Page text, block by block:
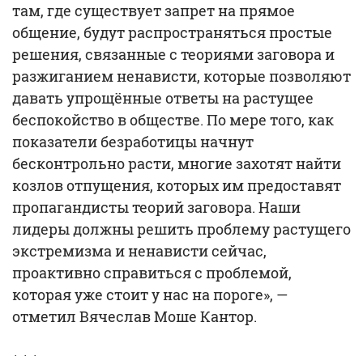
там, где существует запрет на прямое
общение, будут распространяться простые
решения, связанные с теориями заговора и
разжиганием ненависти, которые позволяют
давать упрощённые ответы на растущее
беспокойство в обществе. По мере того, как
показатели безработицы начнут
бесконтрольно расти, многие захотят найти
козлов отпущения, которых им предоставят
пропагандисты теорий заговора. Наши
лидеры должны решить проблему растущего
экстремизма и ненависти сейчас,
проактивно справиться с проблемой,
которая уже стоит у нас на пороге», —
отметил Вячеслав Моше Кантор.